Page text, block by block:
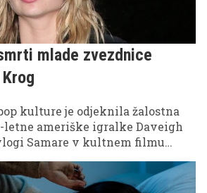
mlade zvezdnice
kulture je odjeknila žalostna
letne ameriške igralke Daveigh
Samare v kultnem filmu
tujih medijev naj bi uradna
da je njena smrt povezana s
bolezni.